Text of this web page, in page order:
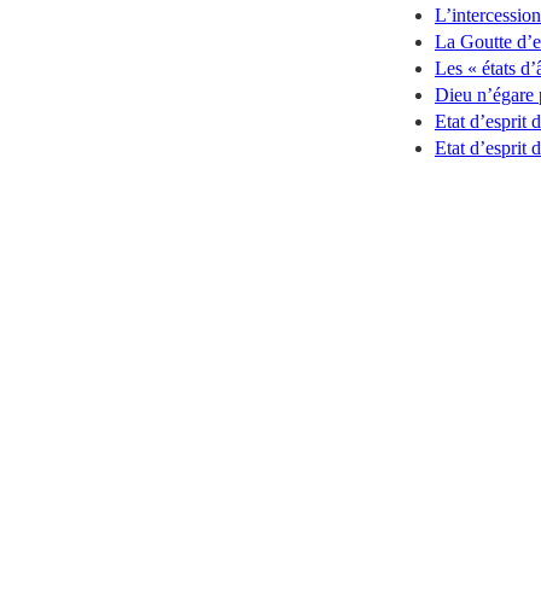
La Goutte
Les « états
Dieu
Etat d’esprit
Etat d’esprit